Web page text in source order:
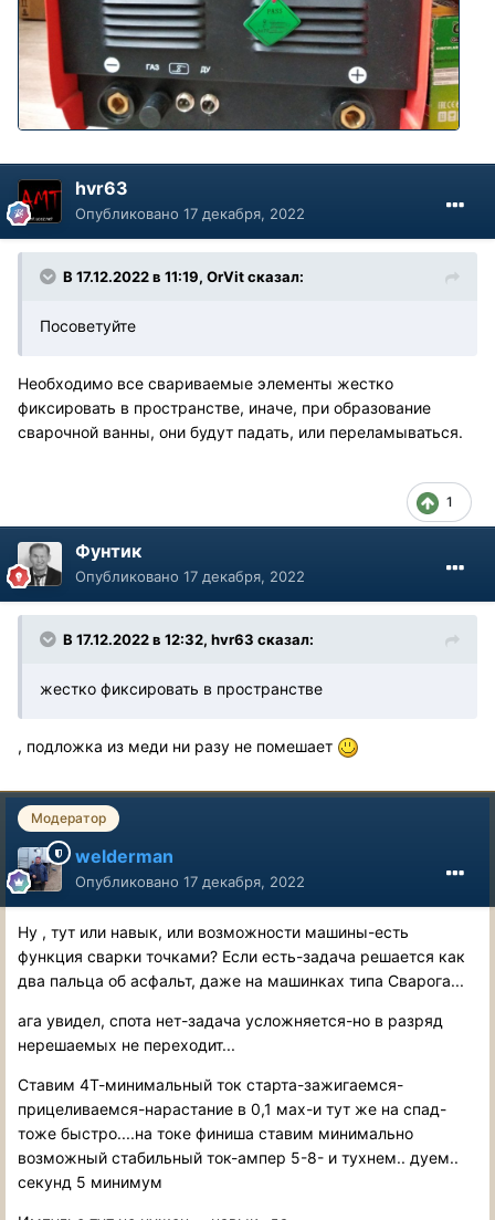
hvr63
Опубликовано 17 декабря, 2022
В 17.12.2022 в 11:19, OrVitсказал:
Посоветуйте
Необходимо все свариваемые элементы жестко
фиксировать в пространстве, иначе, при образование
сварочной ванны, они будут падать, или переламываться.
1
Фунтик
Опубликовано 17 декабря, 2022
В 17.12.2022 в 12:32, hvr63 сказал:
жестко фиксировать в пространстве
, подложка из меди ни разу не помешает
Модератор
welderman
Опубликовано 17 декабря, 2022
Ну , тут или навык, или возможности машины-есть
функция сварки точками? Если есть-задача решается как
два пальца об асфальт, даже на машинках типа Сварога...
ага увидел, спота нет-задача усложняется-но в разряд
нерешаемых не переходит...
Ставим 4Т-минимальный ток старта-зажигаемся-
прицеливаемся-нарастание в 0,1 мах-и тут же на спад-
тоже быстро....на токе финиша ставим минимально
возможный стабильный ток-ампер 5-8- и тухнем.. дуем..
секунд 5 минимум